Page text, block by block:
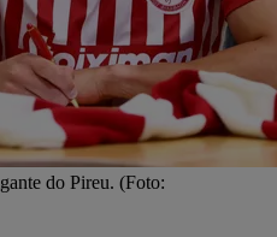
do Pireu. (Foto: